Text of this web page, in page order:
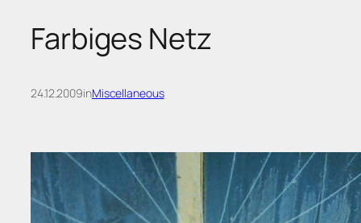
Farbiges Netz
24.12.2009inMiscellaneous